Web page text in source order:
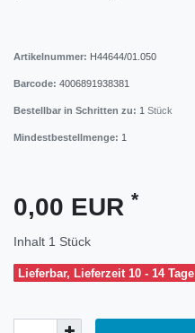
Artikelnummer: H44644/01.050
Barcode: 4006891938381
Bestellbar in Schritten zu: 1 Stück
Mindestbestellmenge: 1
0,00 EUR *
Inhalt 1 Stück
Lieferbar, Lieferzeit 10 - 14 Tage